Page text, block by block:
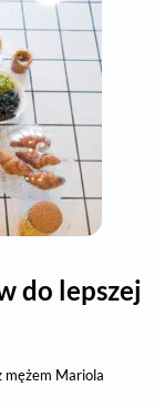
do lepszej
mężem Mariola